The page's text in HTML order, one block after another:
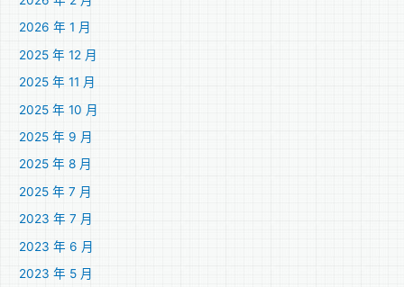
2026 年 1 月
2025 年 12 月
2025 年 11 月
2025 年 10 月
2025 年 9 月
2025 年 8 月
2025 年 7 月
2023 年 7 月
2023 年 6 月
2023 年 5 月